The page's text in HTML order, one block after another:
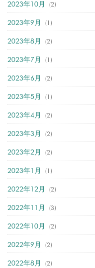
2023年10月 (2)
2023年9月 (1)
2023年8月 (2)
2023年7月 (1)
2023年6月 (2)
2023年5月 (1)
2023年4月 (2)
2023年3月 (2)
2023年2月 (2)
2023年1月 (1)
2022年12月 (2)
2022年11月 (3)
2022年10月 (2)
2022年9月 (2)
2022年8月 (2)